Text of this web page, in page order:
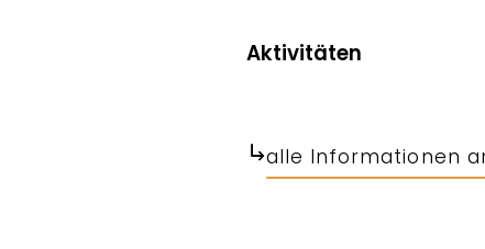
Aktivitäten
alle Informationen